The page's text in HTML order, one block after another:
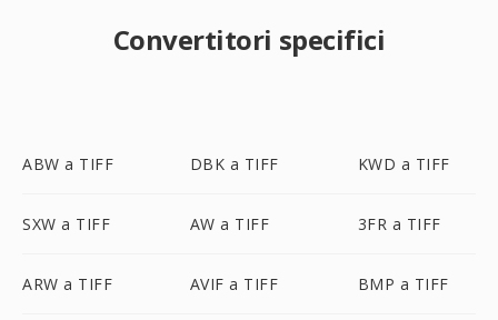
Convertitori specifici
ABW a TIFF DBK a TIFF KWD a TIFF
SXW a TIFF AW a TIFF 3FR a TIFF
ARW a TIFF AVIF a TIFF BMP a TIFF